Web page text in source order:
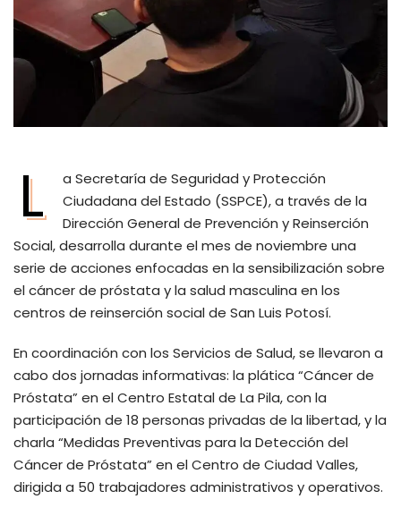
L
a Secretaría de Seguridad y Protección
Ciudadana del Estado (SSPCE), a través de la
Dirección General de Prevención y Reinserción
Social, desarrolla durante el mes de noviembre una
serie de acciones enfocadas en la sensibilización sobre
el cáncer de próstata y la salud masculina en los
centros de reinserción social de San Luis Potosí.
En coordinación con los Servicios de Salud, se llevaron a
cabo dos jornadas informativas: la plática “Cáncer de
Próstata” en el Centro Estatal de La Pila, con la
participación de 18 personas privadas de la libertad, y la
charla “Medidas Preventivas para la Detección del
Cáncer de Próstata” en el Centro de Ciudad Valles,
dirigida a 50 trabajadores administrativos y operativos.